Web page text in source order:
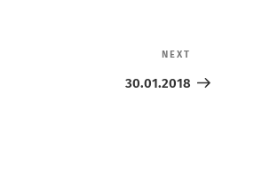
Post
NEXT
30.01.2018